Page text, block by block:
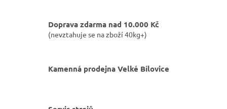
Doprava zdarma nad 10.000 Kč
(nevztahuje se na zboží 40kg+)
Kamenná prodejna Velké Bílovice